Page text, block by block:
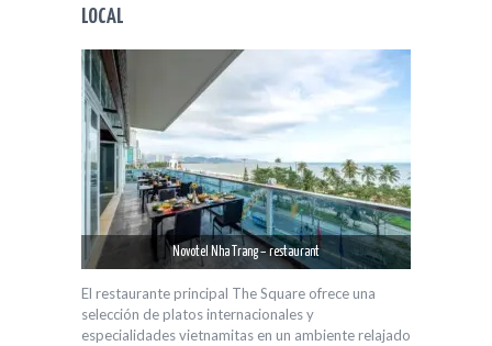
LOCAL
Novotel Nha Trang – restaurant
El restaurante principal The Square ofrece una
selección de platos internacionales y
especialidades vietnamitas en un ambiente relajado